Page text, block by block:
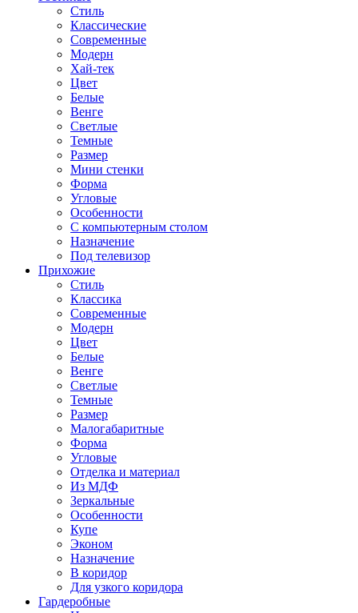
Стиль
Классические
Современные
Модерн
Хай-тек
Цвет
Белые
Венге
Светлые
Темные
Размер
Мини стенки
Форма
Угловые
Особенности
С компьютерным столом
Назначение
Под телевизор
Прихожие
Стиль
Классика
Современные
Модерн
Цвет
Белые
Венге
Светлые
Темные
Размер
Малогабаритные
Форма
Угловые
Отделка и материал
Из МДФ
Зеркальные
Особенности
Купе
Эконом
Назначение
В коридор
Для узкого коридора
Гардеробные